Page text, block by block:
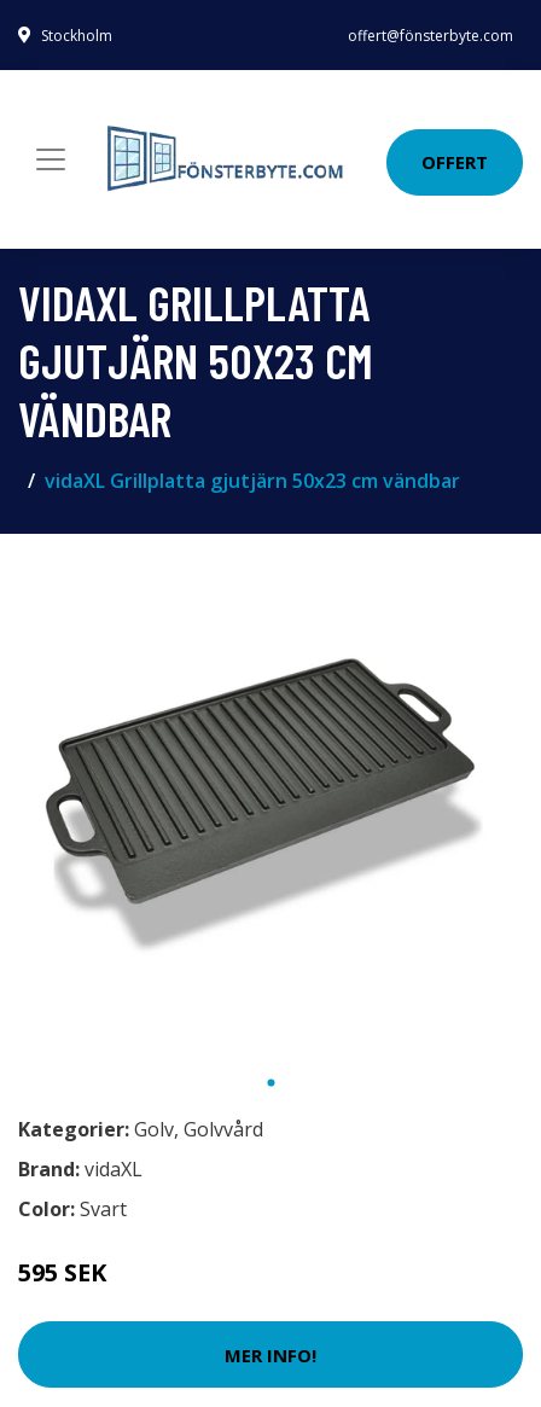
Stockholm offert@fönsterbyte.com
OFFERT
VIDAXL GRILLPLATTA
GJUTJÄRN 50X23 CM
VÄNDBAR
vidaXL Grillplatta gjutjärn 50x23 cm vändbar
Kategorier:Golv, Golvvård
Brand:vidaXL
Color:Svart
595 SEK
MER INFO!